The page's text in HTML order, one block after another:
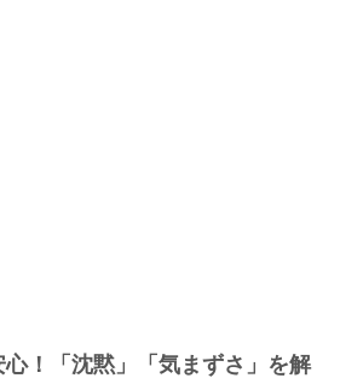
！「沈黙」「気まずさ」を解